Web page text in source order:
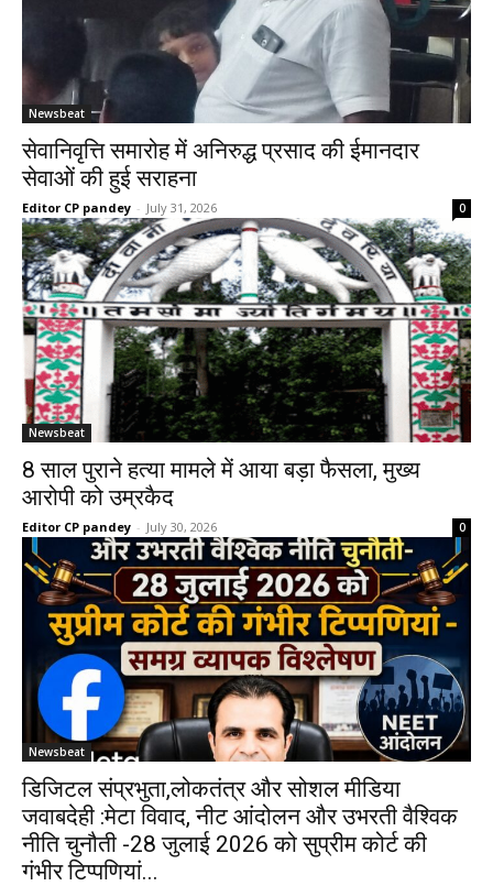
Newsbeat
सेवानिवृत्ति समारोह में अनिरुद्ध प्रसाद की ईमानदार
सेवाओं की हुई सराहना
Editor CP pandey - July 31, 2026 0
Newsbeat
8 साल पुराने हत्या मामले में आया बड़ा फैसला, मुख्य
आरोपी को उम्रकैद
Editor CP pandey - July 30, 2026 0
Newsbeat
डिजिटल संप्रभुता,लोकतंत्र और सोशल मीडिया
जवाबदेही :मेटा विवाद, नीट आंदोलन और उभरती वैश्विक
नीति चुनौती -28 जुलाई 2026 को सुप्रीम कोर्ट की
गंभीर टिप्पणियां...